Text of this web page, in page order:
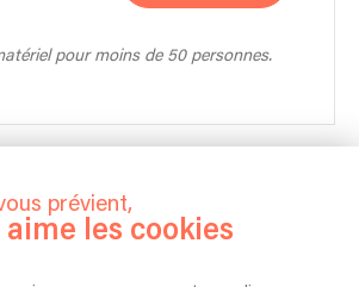
pour moins de 50 personnes.
en production d'image et
les marques, les entreprises et
prévient,
aime les cookies